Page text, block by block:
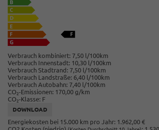
Verbrauch kombiniert: 7,50 l/100km
Verbrauch Innenstadt: 10,30 l/100km
Verbrauch Stadtrand: 7,50 l/100km
Verbrauch Landstraße: 6,40 l/100km
Verbrauch Autobahn: 7,40 l/100km
CO2-Emissionen: 170,00 g/km
CO2-Klasse: F
DOWNLOAD
Energiekosten bei 15.000 km pro Jahr: 1.962,00 €